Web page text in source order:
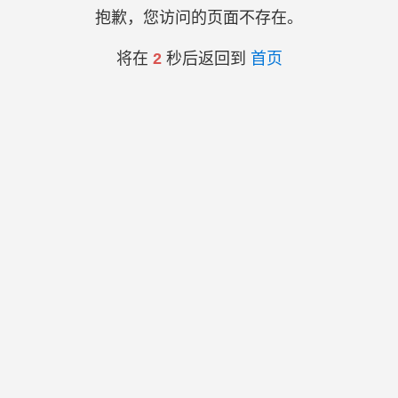
抱歉，您访问的页面不存在。
将在 2秒后返回到 首页